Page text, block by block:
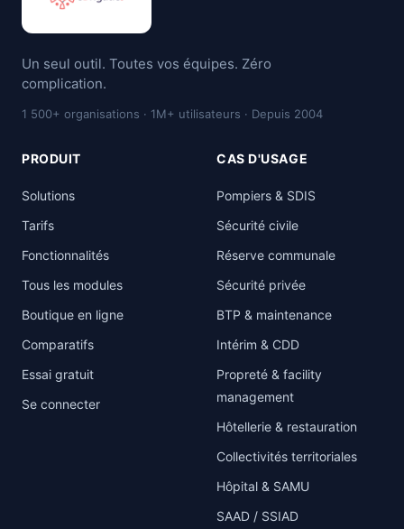
Un seul outil. Toutes vos équipes. Zéro
complication.
1 500+ organisations · 1M+ utilisateurs · Depuis 2004
PRODUIT
Solutions
Tarifs
Fonctionnalités
Tous les modules
Boutique en ligne
Comparatifs
Essai gratuit
Se connecter
CAS D'USAGE
Pompiers & SDIS
Sécurité civile
Réserve communale
Sécurité privée
BTP & maintenance
Intérim & CDD
Propreté & facility
management
Hôtellerie & restauration
Collectivités territoriales
Hôpital & SAMU
SAAD / SSIAD